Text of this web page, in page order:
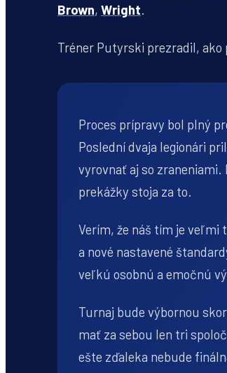
Brown, Wright.
Tréner Putyrski prezradil, ako
Proces prípravy bol plný
Poslední dvaja legionári
vyrovnať aj so
prekážky stoja za to.
Verím, že náš tím je veľmi
a nové nastavené
veľkú osobnú a emočnú
Turnaj bude výbornou
mať za sebou len tri
ešte zďaleka nebude